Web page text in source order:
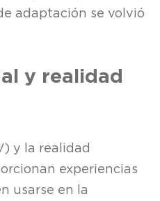
adaptación se volvió
y realidad
y la realidad
experiencias
usarse en la